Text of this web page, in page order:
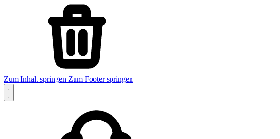
Zum Inhalt springen Zum Footer springen